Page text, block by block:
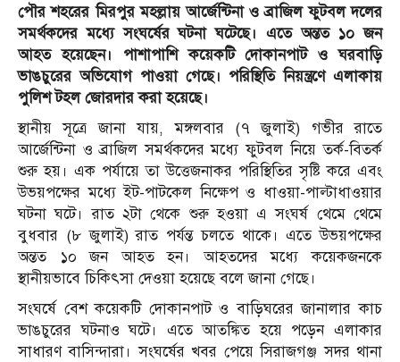
পৌর শহরের মিরপুর মহল্লায় আর্জেন্টিনা ও ব্রাজিল ফুটবল দলের
সমর্থকদের মধ্যে সংঘর্ষের ঘটনা ঘটেছে। এতে অন্তত ১০ জন
আহত হয়েছেন। পাশাপাশি কয়েকটি দোকানপাট ও ঘরবাড়ি
ভাঙচুরের অভিযোগ পাওয়া গেছে। পরিস্থিতি নিয়ন্ত্রণে এলাকায়
পুলিশ টহল জোরদার করা হয়েছে।
স্থানীয় সূত্রে জানা যায়, মঙ্গলবার (৭ জুলাই) গভীর রাতে
আর্জেন্টিনা ও ব্রাজিল সমর্থকদের মধ্যে ফুটবল নিয়ে তর্ক-বিতর্ক
শুরু হয়। এক পর্যায়ে তা উত্তেজনাকর পরিস্থিতির সৃষ্টি করে এবং
উভয়পক্ষের মধ্যে ইট-পাটকেল নিক্ষেপ ও ধাওয়া-পাল্টাধাওয়ার
ঘটনা ঘটে। রাত ২টা থেকে শুরু হওয়া এ সংঘর্ষ থেমে থেমে
বুধবার (৮ জুলাই) রাত পর্যন্ত চলতে থাকে। এতে উভয়পক্ষের
অন্তত ১০ জন আহত হন। আহতদের মধ্যে কয়েকজনকে
স্থানীয়ভাবে চিকিৎসা দেওয়া হয়েছে বলে জানা গেছে।
সংঘর্ষে বেশ কয়েকটি দোকানপাট ও বাড়িঘরের জানালার কাচ
ভাঙচুরের ঘটনাও ঘটে। এতে আতঙ্কিত হয়ে পড়েন এলাকার
সাধারণ বাসিন্দারা। সংঘর্ষের খবর পেয়ে সিরাজগঞ্জ সদর থানা